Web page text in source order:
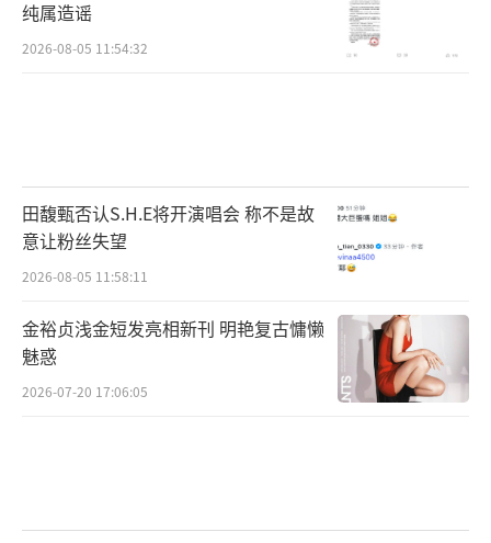
纯属造谣
2026-08-05 11:54:32
田馥甄否认S.H.E将开演唱会 称不是故
意让粉丝失望
2026-08-05 11:58:11
金裕贞浅金短发亮相新刊 明艳复古慵懒
魅惑
2026-07-20 17:06:05